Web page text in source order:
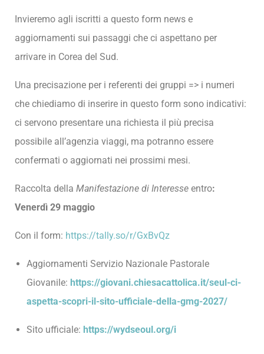
Invieremo agli iscritti a questo form news e
aggiornamenti sui passaggi che ci aspettano per
arrivare in Corea del Sud.
Una precisazione per i referenti dei gruppi => i numeri
che chiediamo di inserire in questo form sono indicativi:
ci servono presentare una richiesta il più precisa
possibile all’agenzia viaggi, ma potranno essere
confermati o aggiornati nei prossimi mesi.
Raccolta della Manifestazione di Interesse entro:
Venerdì 29 maggio
Con il form: https://tally.so/r/GxBvQz
Aggiornamenti Servizio Nazionale Pastorale
Giovanile: https://giovani.chiesacattolica.it/seul-ci-
aspetta-scopri-il-sito-ufficiale-della-gmg-2027/
Sito ufficiale: https://wydseoul.org/i